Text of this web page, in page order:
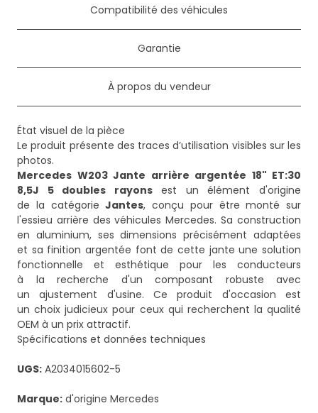
Compatibilité des véhicules
Garantie
À propos du vendeur
État visuel de la pièce
Le produit présente des traces d’utilisation visibles sur les
Mercedes W203 Jante arrière argentée 18" ET:30
8,5J 5 doubles rayonsest un élément d'origine
de la catégorieJantes, conçu pour être monté sur
l'essieu arrière des véhicules Mercedes. Sa construction
en aluminium, ses dimensions précisément adaptées
et sa finition argentée font de cette jante une solution
fonctionnelle et esthétique pour les conducteurs
à la recherche d'un composant robuste avec
un ajustement d'usine. Ce produit d'occasion est
un choix judicieux pour ceux qui recherchent la qualité
OEM à un prix attractif.
Spécifications et données techniques
UGS: A2034015602-5
Marque: d'origine Mercedes